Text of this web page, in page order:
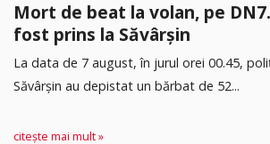
Mort de beat la volan, pe
fost prins la Săvârșin
​La data de 7 august, în jurul orei 00.45,
Săvârșin au depistat un bărbat de 52...
citește mai mult »